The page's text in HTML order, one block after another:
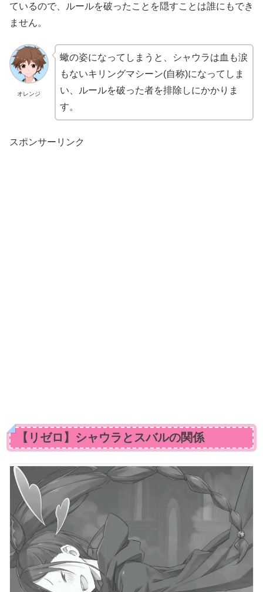
ているので、ルールを破ったことを隠すことは誰にもでき
ません。
オレンジ
蠍の姿になってしまうと、シャウラは血も涙
もないキリングマシーン(自称)になってしま
い、ルールを破った者を排除しにかかりま
す。
スポンサーリンク
【リゼロ】シャウラとスバルの関係